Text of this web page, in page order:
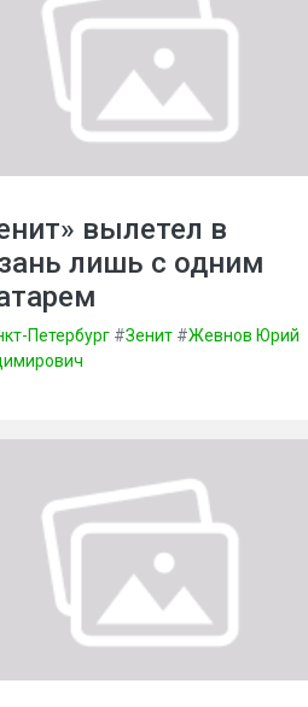
вылетел в
лишь с одним
Петербург #Зенит #Жевнов Юрий